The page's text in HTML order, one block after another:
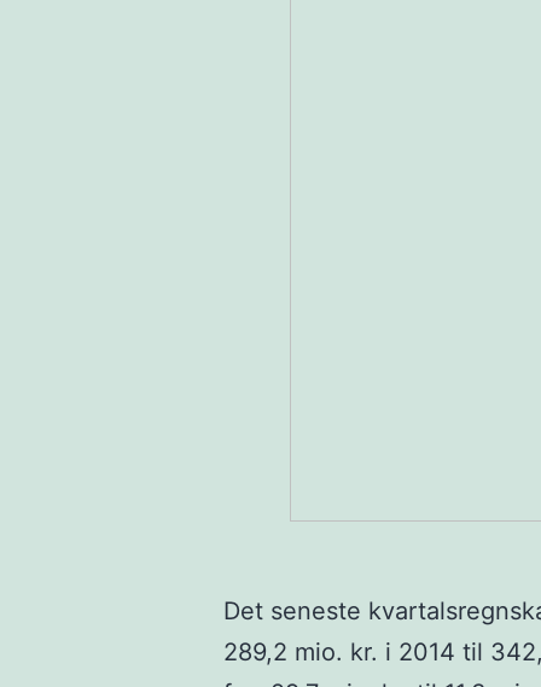
Det seneste
289,2 mio. kr. i 2014 til